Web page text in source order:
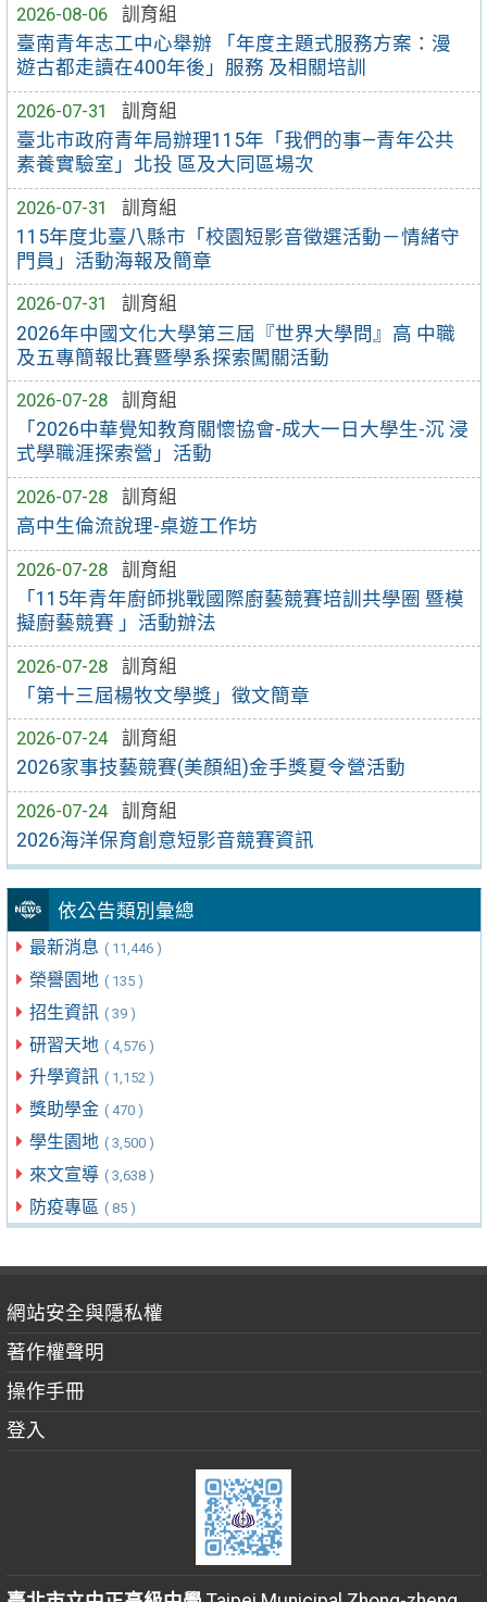
2026-08-06
訓育組
臺南青年志工中心舉辦 「年度主題式服務方案：漫
遊古都走讀在400年後」服務 及相關培訓
2026-07-31
訓育組
臺北市政府青年局辦理115年「我們的事—青年公共
素養實驗室」北投 區及大同區場次
2026-07-31
訓育組
115年度北臺八縣市「校園短影音徵選活動－情緒守
門員」活動海報及簡章
2026-07-31
訓育組
2026年中國文化大學第三屆『世界大學問』高 中職
及五專簡報比賽暨學系探索闖關活動
2026-07-28
訓育組
「2026中華覺知教育關懷協會-成大一日大學生-沉 浸
式學職涯探索營」活動
2026-07-28
訓育組
高中生倫流說理-桌遊工作坊
2026-07-28
訓育組
「115年青年廚師挑戰國際廚藝競賽培訓共學圈 暨模
擬廚藝競賽 」活動辦法
2026-07-28
訓育組
「第十三屆楊牧文學獎」徵文簡章
2026-07-24
訓育組
2026家事技藝競賽(美顏組)金手獎夏令營活動
2026-07-24
訓育組
2026海洋保育創意短影音競賽資訊
依公告類別彙總
最新消息 ( 11,446 )
榮譽園地 ( 135 )
招生資訊 ( 39 )
研習天地 ( 4,576 )
升學資訊 ( 1,152 )
獎助學金 ( 470 )
學生園地 ( 3,500 )
來文宣導 ( 3,638 )
防疫專區 ( 85 )
網站安全與隱私權
著作權聲明
操作手冊
登入